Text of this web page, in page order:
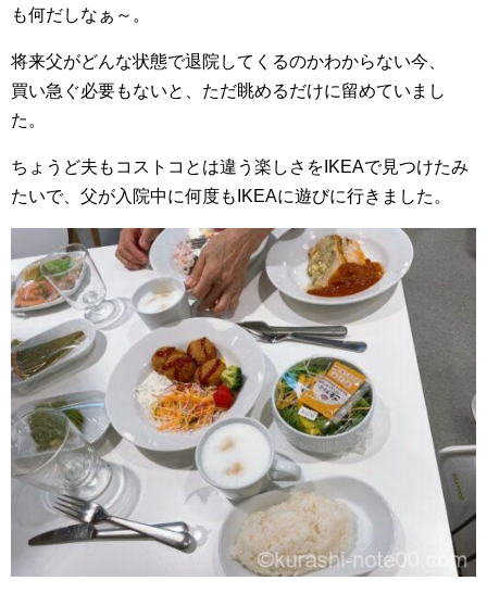
も何だしなぁ～。
将来父がどんな状態で退院してくるのかわからない今、
買い急ぐ必要もないと、ただ眺めるだけに留めていまし
た。
ちょうど夫もコストコとは違う楽しさをIKEAで見つけたみ
たいで、父が入院中に何度もIKEAに遊びに行きました。